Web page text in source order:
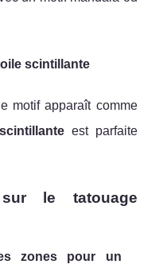
scintillante
motif apparaît comme
est parfaite
sur le tatouage
zones pour un